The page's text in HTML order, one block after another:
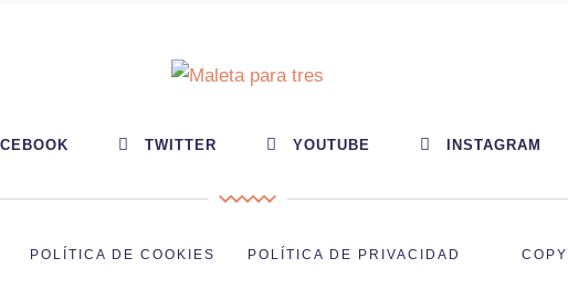
TWITTER YOUTUBE INSTAGRAM
POLÍTICA DE COOKIES POLÍTICA DE PRIVACIDAD